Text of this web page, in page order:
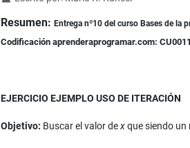
Resumen: Entrega nº10 del curso Bases de la
Codificación aprenderaprogramar.com:
EJERCICIO EJEMPLO USO DE ITERACIÓN
Objetivo: Buscar el valor dexque siendo un